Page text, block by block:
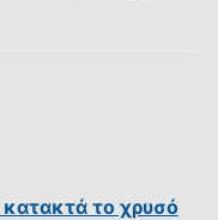
το χρυσό